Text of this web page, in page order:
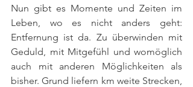
Nun gibt es Momente und Zeiten im
Leben, wo es nicht anders geht:
Entfernung ist da. Zu überwinden mit
Geduld, mit Mitgefühl und womöglich
auch mit anderen Möglichkeiten als
bisher. Grund liefern km weite Strecken,